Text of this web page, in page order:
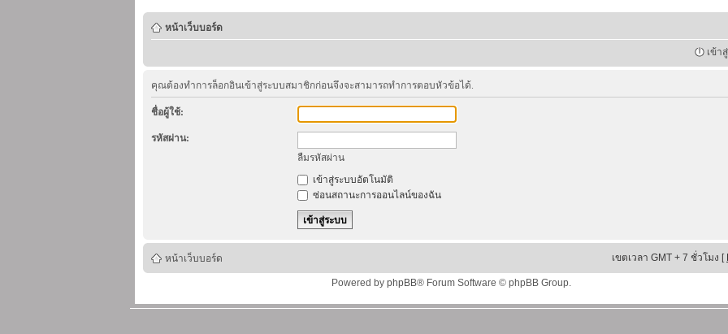
หน้าเว็บบอร์ด
เข้า
คุณต้องทำการล็อกอินเข้าสู่ระบบสมาชิกก่อนจึงจะสามารถทำการตอบหัวข้อได้.
ชื่อผู้ใช้:
รหัสผ่าน:
ลืมรหัสผ่าน
เข้าสู่ระบบอัตโนมัติ
ซ่อนสถานะการออนไลน์ของฉัน
หน้าเว็บบอร์ด เขตเวลา GMT + 7 ชั่วโมง [
Powered by phpBB® Forum Software © phpBB Group.